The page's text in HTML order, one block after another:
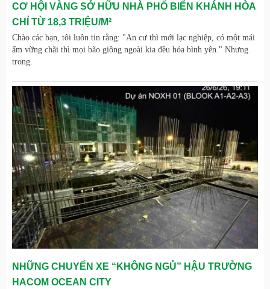
CƠ HỘI VÀNG SỞ HỮU NHÀ PHỐ BIỂN KHÁNH HÒA
CHỈ TỪ 18,3 TRIỆU/M²
Chào các bạn, tôi luôn tin rằng: "An cư thì mới lạc nghiệp, có một mái
ấm vững chãi thì mọi bão giông ngoài kia đều hóa bình yên." Nhưng
trong.
NHỮNG CHUYẾN XE “KHÔNG NGỦ” HẬU TRƯỜNG
HACOM OCEAN CITY